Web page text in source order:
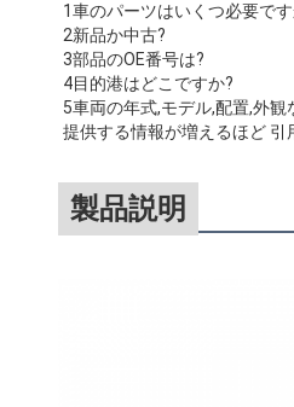
1車のパーツはいくつ必要で
2新品か中古?
3部品のOE番号は?
4目的港はどこですか?
5車両の年式,モデル,配置,外観
提供する情報が増えるほど 引
製品説明